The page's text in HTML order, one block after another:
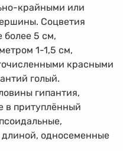
крайными или
Соцветия
более 5 см,
1-1,5 см,
красными
голый.
гипантия,
в притуплённый
односеменные